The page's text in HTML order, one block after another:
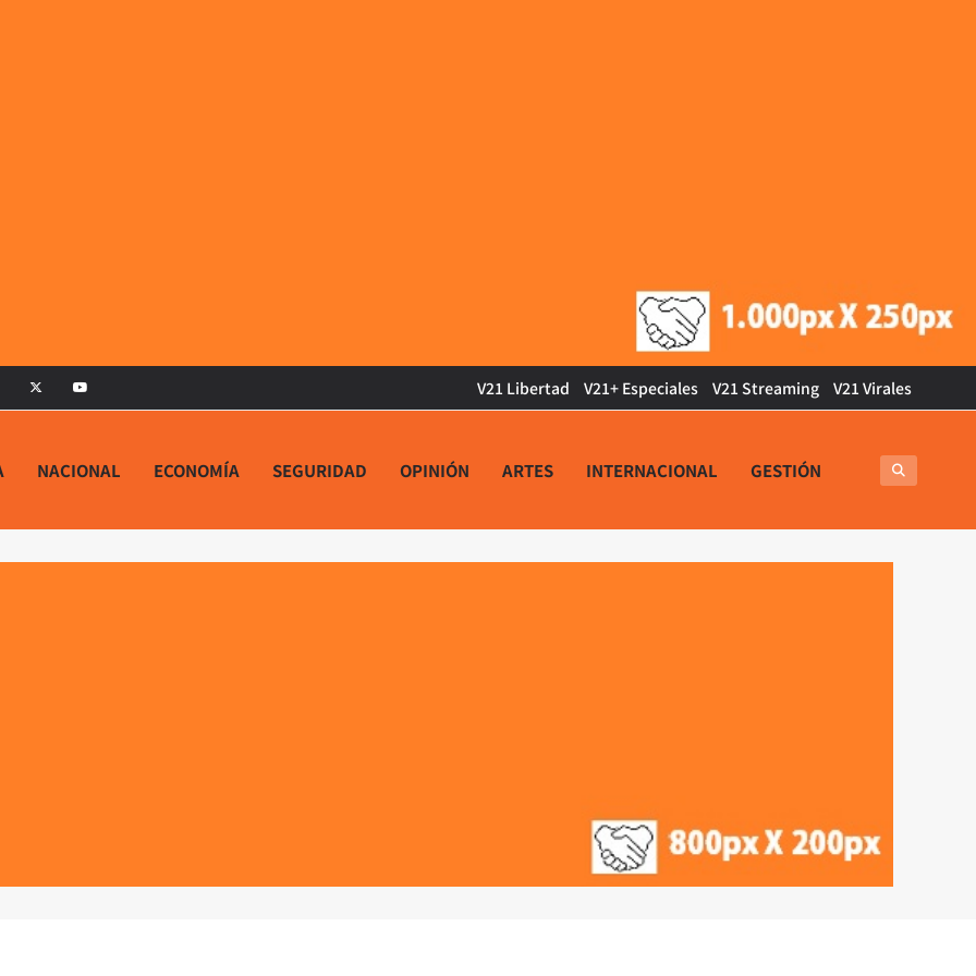
V21 Libertad V21+ Especiales V21 Streaming V21 Virales
NACIONAL ECONOMÍA SEGURIDAD OPINIÓN ARTES INTERNACIONAL GESTIÓN